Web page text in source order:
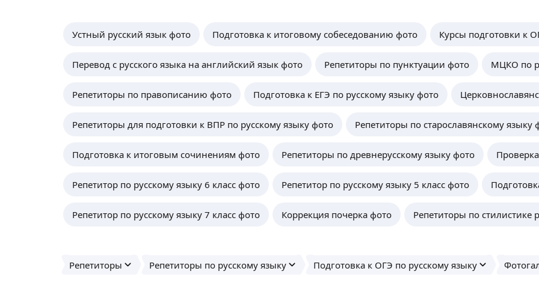
Устный русский язык фото Подготовка к итоговому собеседованию фото Курсы подготовки к
Перевод с русского языка на английский язык фото Репетиторы по пунктуации фото МЦКО по
Репетиторы по правописанию фото Подготовка к ЕГЭ по русскому языку фото
Репетиторы для подготовки к ВПР по русскому языку фото Репетиторы по старославянскому языку
Подготовка к итоговым сочинениям фото Репетиторы по древнерусскому языку фото
Репетитор по русскому языку 6 класс фото Репетитор по русскому языку 5 класс фото
Репетитор по русскому языку 7 класс фото Коррекция почерка фото Репетиторы по стилистике
Репетиторы Репетиторы по русскому языку Подготовка к ОГЭ по русскому языку